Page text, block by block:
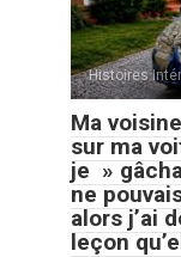
Histoires
Ma
sur ma
je »
ne
alors j’ai
leçon